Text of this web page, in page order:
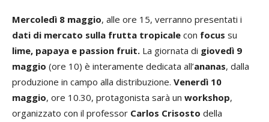
Mercoledì 8 maggio, alle ore 15, verranno presentati i
dati di mercato sulla frutta tropicale con focus su
lime, papaya e passion fruit. La giornata di giovedì 9
maggio (ore 10) è interamente dedicata all’ananas, dalla
produzione in campo alla distribuzione. Venerdì 10
maggio, ore 10.30, protagonista sarà un workshop,
organizzato con il professor Carlos Crisosto della